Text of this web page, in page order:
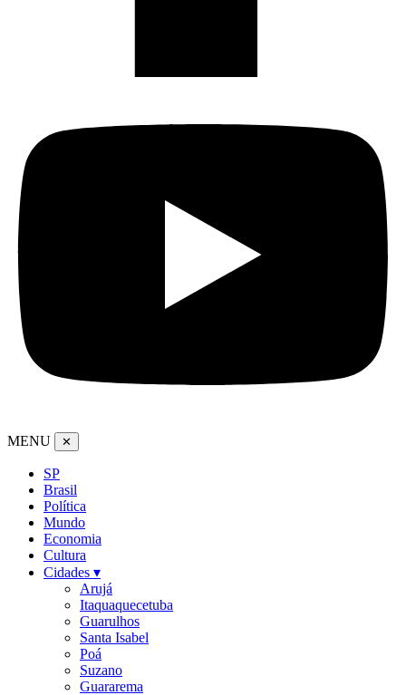
MENU ✕
SP
Brasil
Política
Mundo
Economia
Cultura
Cidades ▾
Arujá
Itaquaquecetuba
Guarulhos
Santa Isabel
Poá
Suzano
Guararema